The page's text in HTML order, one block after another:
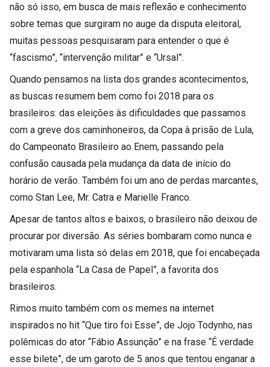
não só isso, em busca de mais reflexão e conhecimento
sobre temas que surgiram no auge da disputa eleitoral,
muitas pessoas pesquisaram para entender o que é
“fascismo”, “intervenção militar” e “Ursal”.
Quando pensamos na lista dos grandes acontecimentos,
as buscas resumem bem como foi 2018 para os
brasileiros: das eleições às dificuldades que passamos
com a greve dos caminhoneiros, da Copa à prisão de Lula,
do Campeonato Brasileiro ao Enem, passando pela
confusão causada pela mudança da data de início do
horário de verão. Também foi um ano de perdas marcantes,
como Stan Lee, Mr. Catra e Marielle Franco.
Apesar de tantos altos e baixos, o brasileiro não deixou de
procurar por diversão. As séries bombaram como nunca e
motivaram uma lista só delas em 2018, que foi encabeçada
pela espanhola “La Casa de Papel”, a favorita dos
brasileiros.
Rimos muito também com os memes na internet
inspirados no hit “Que tiro foi Esse”, de Jojo Todynho, nas
polêmicas do ator “Fábio Assunção” e na frase “É verdade
esse bilete”, de um garoto de 5 anos que tentou enganar a